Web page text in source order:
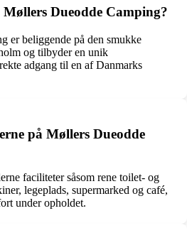
Dueodde Camping?
er beliggende på den smukke
og tilbyder en unik
adgang til en af Danmarks
på Møllers Dueodde
faciliteter såsom rene toilet- og
legeplads, supermarked og café,
under opholdet.